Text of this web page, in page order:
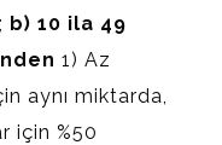
b) 10 ila 49
1) Az
aynı miktarda,
için %50